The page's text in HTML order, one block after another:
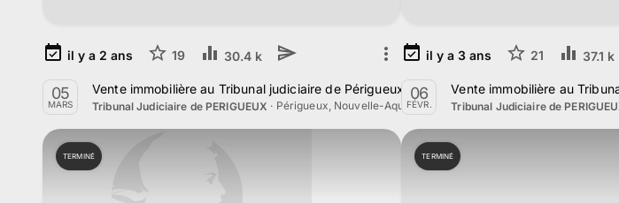
il y a 2 ans 19 30.4 k
05
MARS
Vente immobilière au Tribunal judiciaire de Périgueux le 5 Mars 2024
Tribunal Judiciaire de PERIGUEUX · Périgueux, Nouvelle-Aquitaine
il y a3 ans 21 37.1 k
06
FÉVR.
Vente immobilière au
Tribunal Judiciaire de
TERMINÉ TERMINÉ